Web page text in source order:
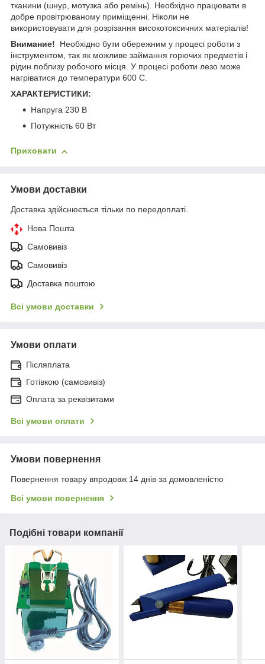
тканини (шнур, мотузка або ремінь). Необхідно працювати в
добре провітрюваному приміщенні. Ніколи не
використовувати для розрізання високотоксичних матеріалів!
Внимание! Необхідно бути обережним у процесі роботи з
інструментом, так як можливе займання горючих предметів і
рідин поблизу робочого місця. У процесі роботи лезо може
нагріватися до температури 600 С.
ХАРАКТЕРИСТИКИ:
Напруга 230 В
Потужність 60 Вт
Приховати
Умови доставки
Доставка здійснюється тільки по передоплаті.
Нова Пошта
Самовивіз
Самовивіз
Доставка поштою
Всі умови доставки
Умови оплати
Післяплата
Готівкою (самовивіз)
Оплата за реквізитами
Всі умови оплати
Умови повернення
Повернення товару впродовж 14 днів за домовленістю
Всі умови повернення
Подібні товари компанії